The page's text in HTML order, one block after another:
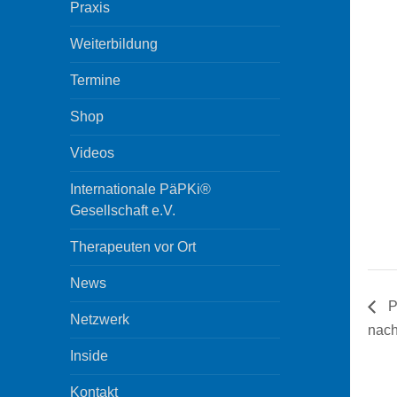
Praxis
Weiterbildung
Termine
Shop
Videos
Internationale PäPKi®
Gesellschaft e.V.
Therapeuten vor Ort
News
Netzwerk
Inside
Kontakt